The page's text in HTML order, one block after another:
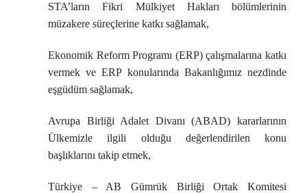
STA’ların Fikri Mülkiyet Hakları bölümlerinin
müzakere süreçlerine katkı sağlamak,
Ekonomik Reform Programı (ERP) çalışmalarına katkı
vermek ve ERP konularında Bakanlığımız nezdinde
eşgüdüm sağlamak,
Avrupa Birliği Adalet Divanı (ABAD) kararlarının
Ülkemizle ilgili olduğu değerlendirilen konu
başlıklarını takip etmek,
Türkiye – AB Gümrük Birliği Ortak Komitesi